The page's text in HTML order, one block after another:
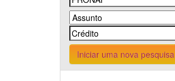
Iniciar uma nova pesquisa